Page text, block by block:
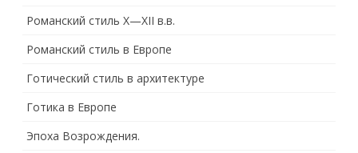
Романский стиль X—XII в.в.
Романский стиль в Европе
Готический стиль в архитектуре
Готика в Европе
Эпоха Возрождения.